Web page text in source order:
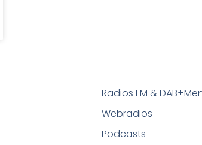
Radios FM & DAB+
Webradios
Podcasts